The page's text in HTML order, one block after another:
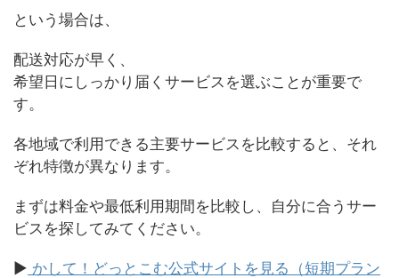
という場合は、
配送対応が早く、
希望日にしっかり届くサービスを選ぶことが重要で
す。
各地域で利用できる主要サービスを比較すると、それ
ぞれ特徴が異なります。
まずは料金や最低利用期間を比較し、自分に合うサー
ビスを探してみてください。
▶ かして！どっとこむ公式サイトを見る（短期プラン